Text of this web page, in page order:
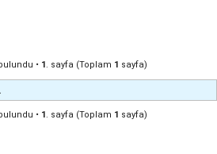
• 1 . sayfa (Toplam 1 sayfa)
• 1 . sayfa (Toplam 1 sayfa)